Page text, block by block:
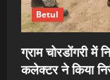
Betul
ग्राम चोरडोंगरी में
कलेक्टर ने किया